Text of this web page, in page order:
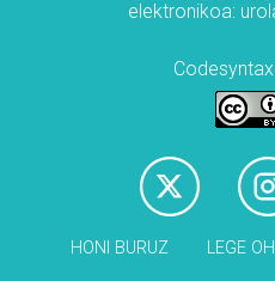
elektronikoa:
HONI BURUZ LEGE